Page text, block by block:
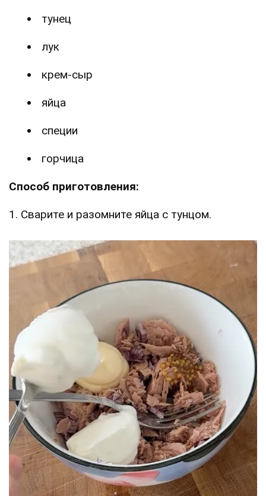
тунец
лук
крем-сыр
яйца
специи
горчица
Способ приготовления:
1. Сварите и разомните яйца с тунцом.